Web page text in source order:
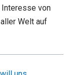
von
Welt auf